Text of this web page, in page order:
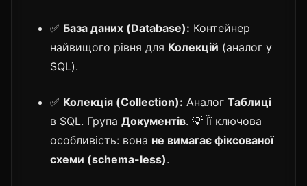
✅ База даних (Database): Контейнер
найвищого рівня для Колекцій (аналог у
SQL).
✅ Колекція (Collection): Аналог Таблиці
в SQL. Група Документів. 💡 Її ключова
особливість: вона не вимагає фіксованої
схеми (schema-less).